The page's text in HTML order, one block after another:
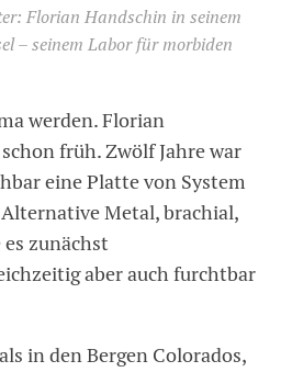
Florian Handschin in seinem
– seinem Labor für morbiden
werden. Florian
früh. Zwölf Jahre war
eine Platte von System
Metal, brachial,
zunächst
aber auch furchtbar
in den Bergen Colorados,